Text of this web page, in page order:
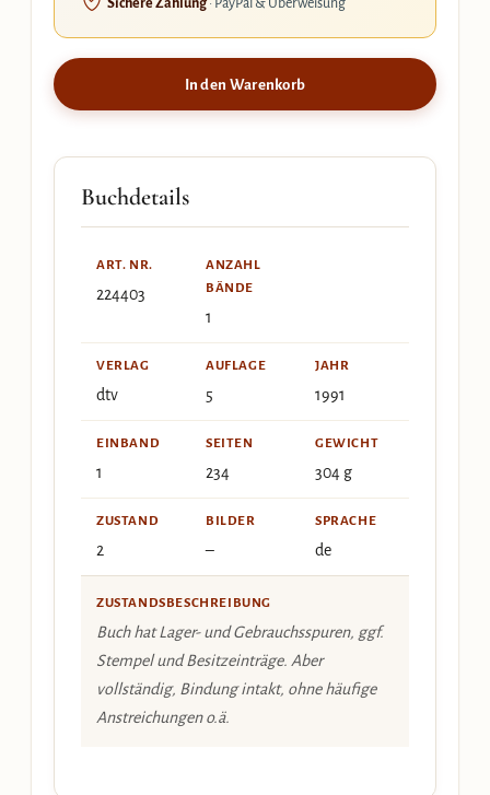
Sichere Zahlung· PayPal & Überweisung
In den Warenkorb
Buchdetails
ART. NR.
224403
ANZAHL
BÄNDE
1
VERLAG
dtv
AUFLAGE
5
JAHR
1991
EINBAND
1
SEITEN
234
GEWICHT
304 g
ZUSTAND
2
BILDER
–
SPRACHE
de
ZUSTANDSBESCHREIBUNG
Buch hat Lager- und Gebrauchsspuren, ggf.
Stempel und Besitzeinträge. Aber
vollständig, Bindung intakt, ohne häufige
Anstreichungen o.ä.